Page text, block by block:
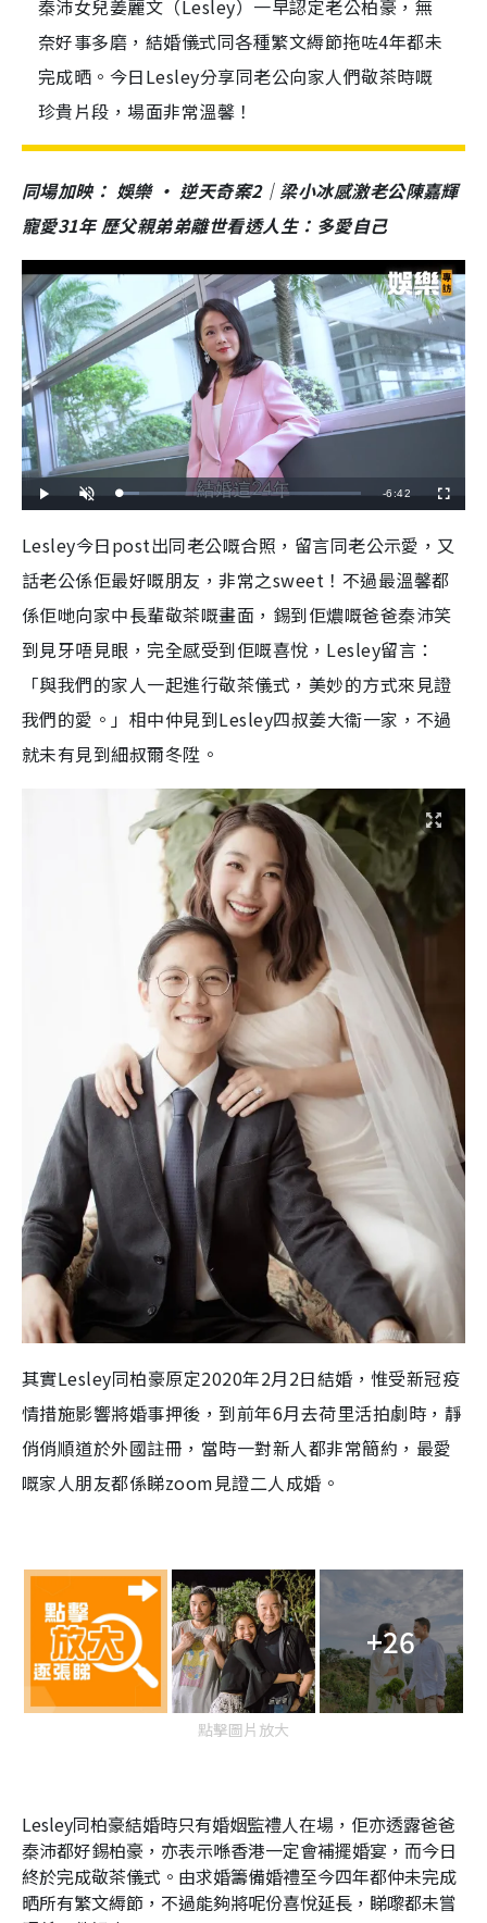
秦沛女兒姜麗文（Lesley）一早認定老公柏豪，無
奈好事多磨，結婚儀式同各種繁文縟節拖咗4年都未
完成晒。今日Lesley分享同老公向家人們敬茶時嘅
珍貴片段，場面非常溫馨！
同場加映： 娛樂 • 逆天奇案2｜梁小冰感激老公陳嘉輝
寵愛31年 歷父親弟弟離世看透人生：多愛自己
l
n
t
e
L
o
e
d
8
.
6
%
R
a
i
n
i
n
T
m
e
-6:42
F
u
s
c
e
e
Lesley今日post出同老公嘅合照，留言同老公示愛，又
話老公係佢最好嘅朋友，非常之sweet！不過最溫馨都
係佢哋向家中長輩敬茶嘅畫面，錫到佢燶嘅爸爸秦沛笑
到見牙唔見眼，完全感受到佢嘅喜悅，Lesley留言：
「與我們的家人一起進行敬茶儀式，美妙的方式來見證
我們的愛。」相中仲見到Lesley四叔姜大衞一家，不過
就未有見到細叔爾冬陞。
其實Lesley同柏豪原定2020年2月2日結婚，惟受新冠疫
情措施影響將婚事押後，到前年6月去荷里活拍劇時，靜
俏俏順道於外國註冊，當時一對新人都非常簡約，最愛
嘅家人朋友都係睇zoom見證二人成婚。
+26
點擊圖片放大
Lesley同柏豪結婚時只有婚姻監禮人在場，佢亦透露爸爸
秦沛都好錫柏豪，亦表示喺香港一定會補擺婚宴，而今日
終於完成敬茶儀式。由求婚籌備婚禮至今四年都仲未完成
晒所有繁文縟節，不過能夠將呢份喜悅延長，睇嚟都未嘗